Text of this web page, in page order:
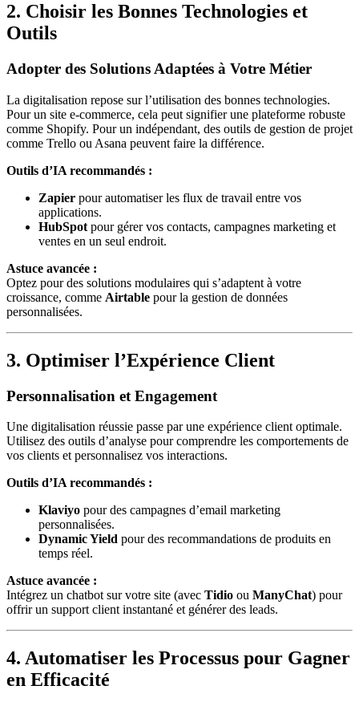
2. Choisir les Bonnes Technologies et
Outils
Adopter des Solutions Adaptées à Votre Métier
La digitalisation repose sur l’utilisation des bonnes technologies.
Pour un site e-commerce, cela peut signifier une plateforme robuste
comme Shopify. Pour un indépendant, des outils de gestion de projet
comme Trello ou Asana peuvent faire la différence.
Outils d’IA recommandés :
Zapier pour automatiser les flux de travail entre vos
applications.
HubSpot pour gérer vos contacts, campagnes marketing et
ventes en un seul endroit.
Astuce avancée :
Optez pour des solutions modulaires qui s’adaptent à votre
croissance, comme Airtable pour la gestion de données
personnalisées.
3. Optimiser l’Expérience Client
Personnalisation et Engagement
Une digitalisation réussie passe par une expérience client optimale.
Utilisez des outils d’analyse pour comprendre les comportements de
vos clients et personnalisez vos interactions.
Outils d’IA recommandés :
Klaviyo pour des campagnes d’email marketing
personnalisées.
Dynamic Yield pour des recommandations de produits en
temps réel.
Astuce avancée :
Intégrez un chatbot sur votre site (avec Tidio ou ManyChat) pour
offrir un support client instantané et générer des leads.
4. Automatiser les Processus pour Gagner
en Efficacité